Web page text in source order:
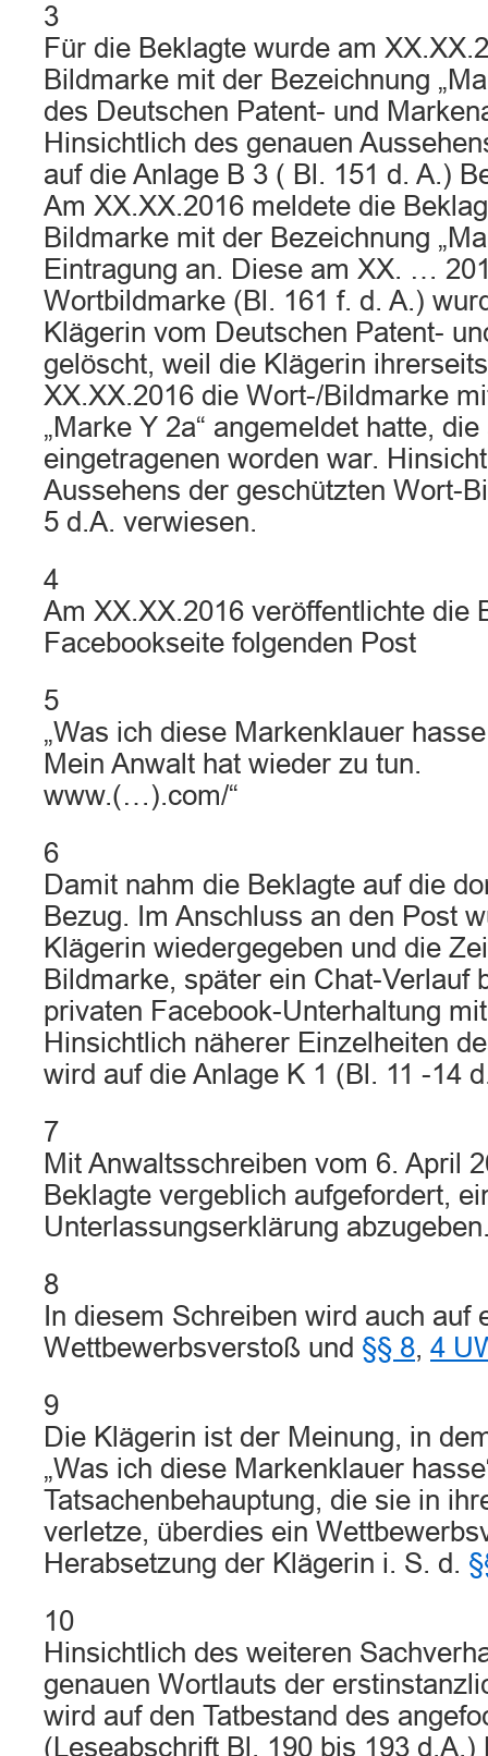
3
Für die Beklagte wurde am
Bildmarke mit der Bezeichnung
des Deutschen Patent- und
Hinsichtlich des genauen
auf die Anlage B 3 ( Bl. 151 d. A.)
Am XX.XX.2016 meldete die
Bildmarke mit der Bezeichnung
Eintragung an. Diese am XX. …
Wortbildmarke (Bl. 161 f. d. A.)
Klägerin vom Deutschen Patent-
gelöscht, weil die Klägerin
XX.XX.2016 die Wort-/Bildmarke
„Marke Y 2a“ angemeldet hatte,
eingetragenen worden war.
Aussehens der geschützten Wort-
5 d.A. verwiesen.
4
Am XX.XX.2016 veröffentlichte die
Facebookseite folgenden Post
5
„Was ich diese Markenklauer
Mein Anwalt hat wieder zu tun.
www.(…).com/“
6
Damit nahm die Beklagte auf die
Bezug. Im Anschluss an den Post
Klägerin wiedergegeben und die
Bildmarke, später ein Chat-Verlauf
privaten Facebook-Unterhaltung
Hinsichtlich näherer Einzelheiten
wird auf die Anlage K 1 (Bl. 11 -14
7
Mit Anwaltsschreiben vom 6. April
Beklagte vergeblich aufgefordert,
Unterlassungserklärung
8
In diesem Schreiben wird auch auf
Wettbewerbsverstoß und §§ 8, 4
9
Die Klägerin ist der Meinung, in
„Was ich diese Markenklauer
Tatsachenbehauptung, die sie in
verletze, überdies ein
Herabsetzung der Klägerin i. S. d.
10
Hinsichtlich des weiteren
genauen Wortlauts der
wird auf den Tatbestand des
(Leseabschrift Bl. 190 bis 193 d.A.)